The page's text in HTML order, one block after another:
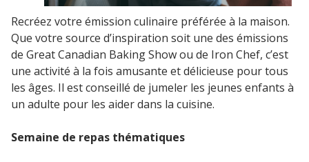
Recréez votre émission culinaire préférée à la maison.
Que votre source d’inspiration soit une des émissions
de Great Canadian Baking Show ou de Iron Chef, c’est
une activité à la fois amusante et délicieuse pour tous
les âges. Il est conseillé de jumeler les jeunes enfants à
un adulte pour les aider dans la cuisine.
Semaine de repas thématiques